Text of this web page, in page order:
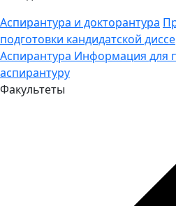
Аспирантура и докторантура
подготовки кандидатской
Аспирантура Информация для
аспирантуру
Факультеты